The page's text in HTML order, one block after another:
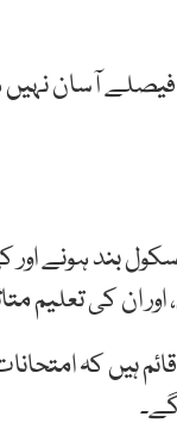
فیصلے آسان
بند ہونے
ان کی تعلیم
ہیں کہ